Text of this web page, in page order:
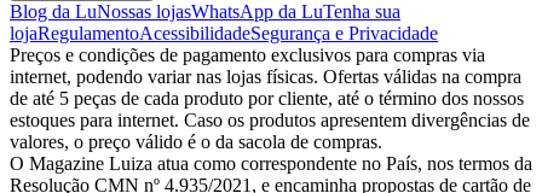
Blog da LuNossas lojasWhatsApp da LuTenha sua
lojaRegulamentoAcessibilidadeSegurança e Privacidade
Preços e condições de pagamento exclusivos para compras via
internet, podendo variar nas lojas físicas. Ofertas válidas na compra
de até 5 peças de cada produto por cliente, até o término dos nossos
estoques para internet. Caso os produtos apresentem divergências de
valores, o preço válido é o da sacola de compras.
O Magazine Luiza atua como correspondente no País, nos termos da
Resolução CMN nº 4.935/2021, e encaminha propostas de cartão de